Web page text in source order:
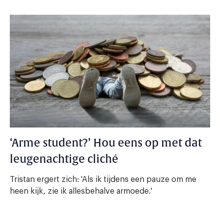
‘Arme student?’ Hou eens op met dat
leugenachtige cliché
Tristan ergert zich: 'Als ik tijdens een pauze om me
heen kijk, zie ik allesbehalve armoede.'